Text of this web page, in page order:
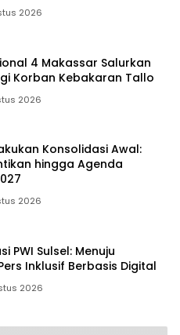
2026
4 Makassar Salurkan
Korban Kebakaran Tallo
2026
Konsolidasi Awal:
hingga Agenda
2026
PWI Sulsel: Menuju
Inklusif Berbasis Digital
2026